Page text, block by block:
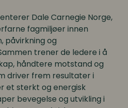
Dale Carnegie Norge,
fagmiljøer innen
påvirkning og
trener de ledere i å
håndtere motstand og
driver frem resultater i
et sterkt og energisk
bevegelse og utvikling i